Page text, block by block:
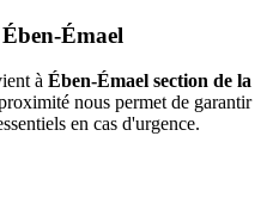
Émael
à Ében-Émael section de la
nous permet de garantir
en cas d'urgence.